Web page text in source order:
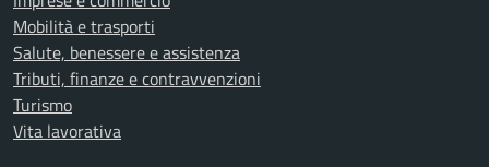
Mobilità e trasporti
Salute, benessere e assistenza
Tributi, finanze e contravvenzioni
Turismo
Vita lavorativa